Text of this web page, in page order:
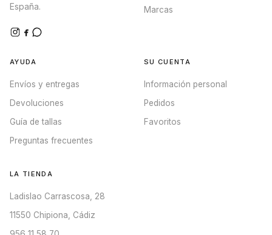
España.
Marcas
AYUDA
Envíos y entregas
Devoluciones
Guía de tallas
Preguntas frecuentes
SU CUENTA
Información personal
Pedidos
Favoritos
LA TIENDA
Ladislao Carrascosa, 28
11550 Chipiona, Cádiz